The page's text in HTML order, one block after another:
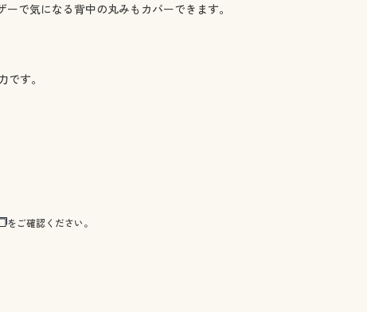
で気になる背中の丸みもカバーできます。
す。
をご確認ください。